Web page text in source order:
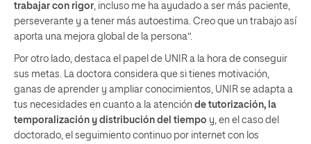
trabajar con rigor , incluso me ha ayudado a ser más paciente,
perseverante y a tener más autoestima. Creo que un trabajo así
aporta una mejora global de la persona”.
Por otro lado, destaca el papel de UNIR a la hora de conseguir
sus metas. La doctora considera que si tienes motivación,
ganas de aprender y ampliar conocimientos, UNIR se adapta a
tus necesidades en cuanto a la atención de tutorización, la
temporalización y distribución del tiempo y, en el caso del
doctorado, el seguimiento continuo por internet con los